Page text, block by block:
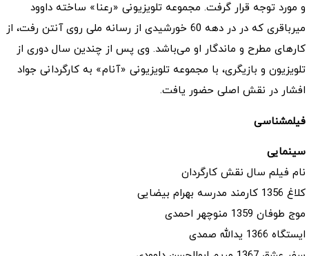
و مورد توجه قرار گرفت. مجموعه‌‌ تلویزیونی «رعنا» ساخته داوود
میرباقری که در در دهه 60 خورشیدی از رسانه ملی روی آنتن رفت، از
کارهای مطرح و ماندگار او می‌باشد. وی پس از چندین سال دوری از
تلویزیون و بازیگری، با مجموعه‌ تلویزیونی «آنام» به کارگردانی جواد
افشار در نقش اصلی حضور یافت.
فیلمشناسی
سینمایی
نام فیلم سال نقش کارگردان
کلاغ 1356 کارمند مدرسه بهرام بیضایی
موج طوفان 1359 منوچهر احمدی
ایستگاه 1366 یدالله صمدی